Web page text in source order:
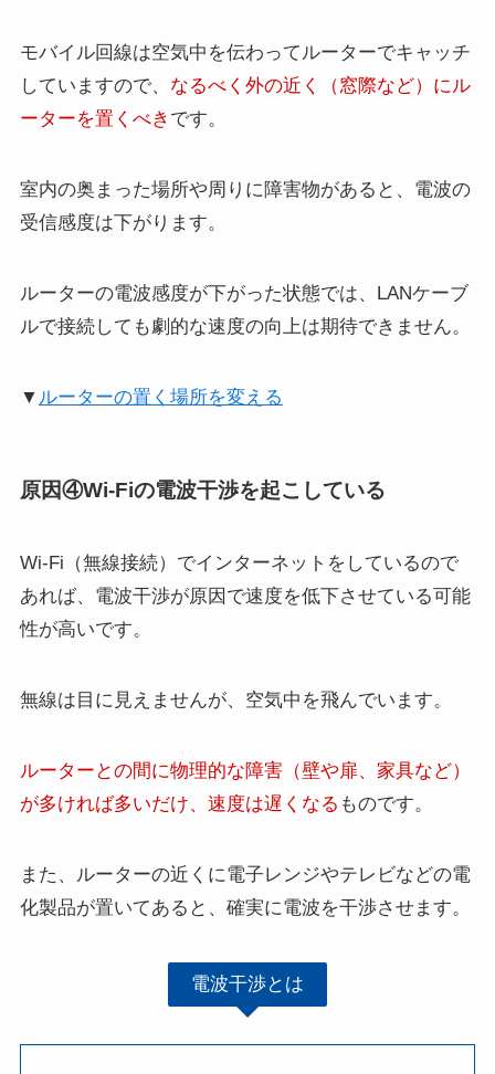
モバイル回線は空気中を伝わってルーターでキャッチ
していますので、 なるべく外の近く（窓際など）にル
ーターを置くべき です。
室内の奥まった場所や周りに障害物があると、電波の
受信感度は下がります。
ルーターの電波感度が下がった状態では、LANケーブ
ルで接続しても劇的な速度の向上は期待できません。
▼ ルーターの置く場所を変える
原因④Wi-Fiの電波干渉を起こしている
Wi-Fi（無線接続）でインターネットをしているので
あれば、電波干渉が原因で速度を低下させている可能
性が高いです。
無線は目に見えませんが、空気中を飛んでいます。
ルーターとの間に物理的な障害（壁や扉、家具など）
が多ければ多いだけ、速度は遅くなる ものです。
また、ルーターの近くに電子レンジやテレビなどの電
化製品が置いてあると、確実に電波を干渉させます。
電波干渉とは